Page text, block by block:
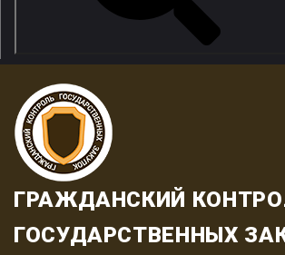
ГРАЖДАНСКИЙ
ГОСУДАРСТВЕННЫХ